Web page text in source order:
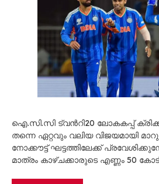
ഐ.സി.സി ട്വന്‍റി20 ലോകകപ്പ്
തന്നെ ഏറ്റവും വലിയ വിജയമായി
നോക്കൗട്ട് ഘട്ടത്തിലേക്ക്
മാത്രം കാഴ്ചക്കാരുടെ എണ്ണം 50